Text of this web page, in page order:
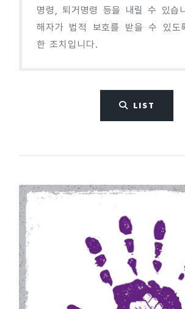
명령, 퇴거명령 등을 내릴 수 있습
해자가 법적 보호를 받을 수 있도
한 조치입니다.
LIST